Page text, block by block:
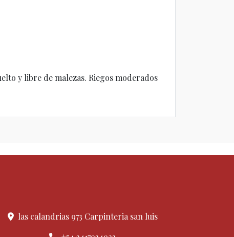
y libre de malezas. Riegos moderados
las calandrias 973 Carpinteria san luis